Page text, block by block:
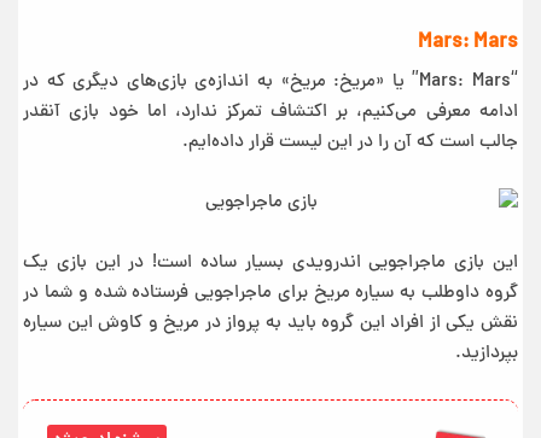
Mars: Mars
“Mars: Mars” یا «مریخ: مریخ» به اندازه‌ی بازی‌های دیگری که در
ادامه معرفی می‌کنیم، بر اکتشاف تمرکز ندارد، اما خود بازی آنقدر
جالب است که آن را در این لیست قرار داده‌ایم.
این بازی ماجراجویی اندرویدی بسیار ساده است! در این بازی یک
گروه داوطلب به سیاره مریخ برای ماجراجویی فرستاده شده و شما در
نقش یکی از افراد این گروه باید به پرواز در مریخ و کاوش این سیاره
بپردازید.